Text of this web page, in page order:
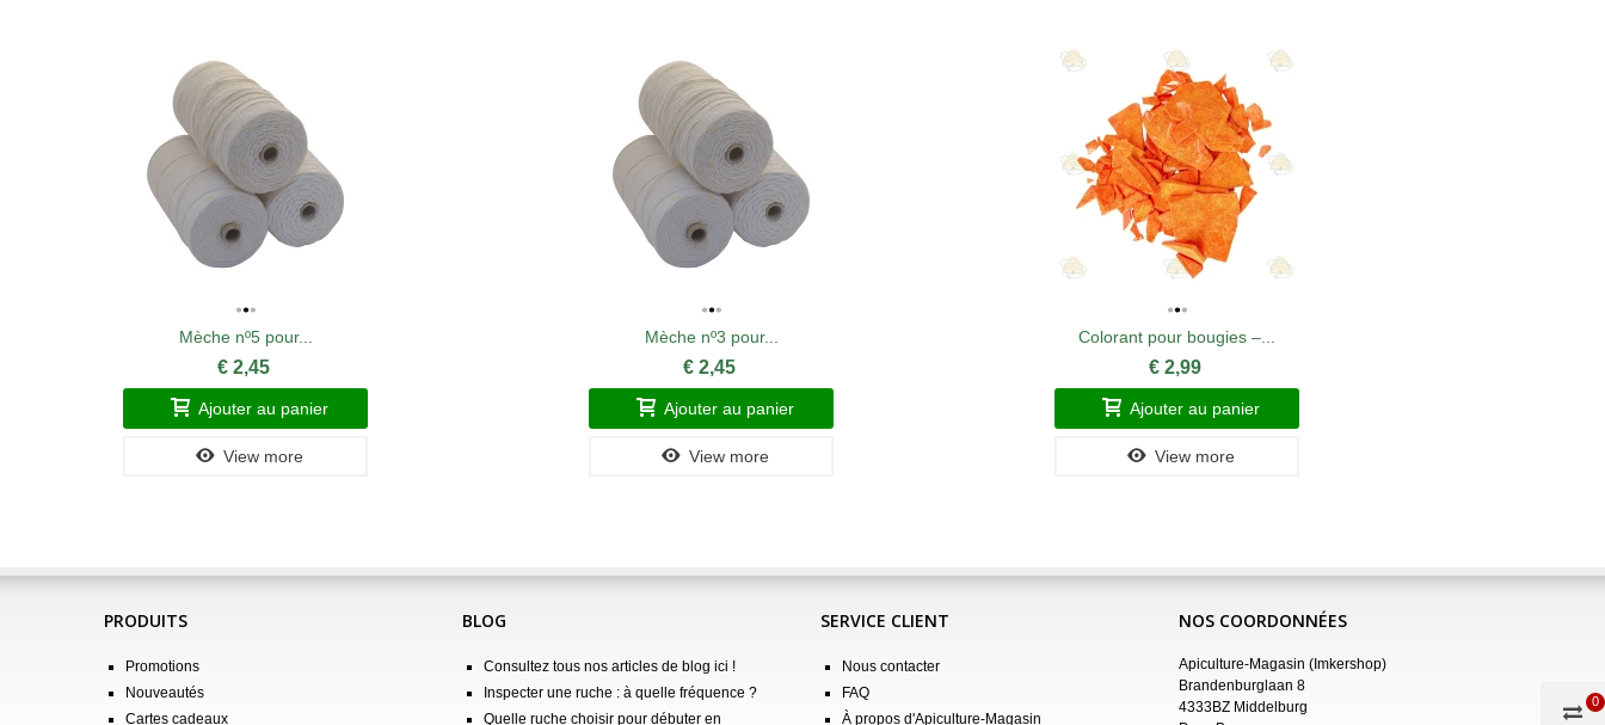
Mèche nº5 pour...
€ 2,45
Ajouter au panier
View more
Mèche nº3 pour...
€ 2,45
Ajouter au panier
View more
Colorant pour bougies –...
€ 2,99
Ajouter au panier
View more
PRODUITS
Promotions
Nouveautés
Cartes cadeaux
BLOG
Consultez tous nos articles de blog ici !
Inspecter une ruche : à quelle fréquence ?
Quelle ruche choisir pour débuter en
SERVICE CLIENT
Nous contacter
FAQ
À propos d'Apiculture-Magasin
NOS COORDONNÉES
Apiculture-Magasin (Imkershop)
Brandenburglaan 8
4333BZ Middelburg
0